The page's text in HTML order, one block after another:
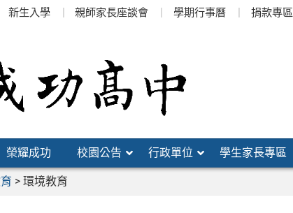
新生入學 親師家長座談會 學期行事曆 捐款專區
榮耀成功 校園公告 行政單位 學生家長專區
> 環境教育